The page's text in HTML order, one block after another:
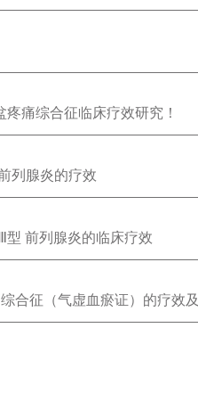
痛综合征临床疗效研究！
列腺炎的疗效
前列腺炎的临床疗效
合征（气虚血瘀证）的疗效及